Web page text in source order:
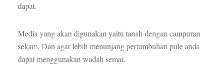
dapat.
Media yang akan digunakan yaitu tanah dengan campuran
sekam. Dan agar lebih menunjang pertumbuhan pule anda
dapat menggunakan wadah semai.